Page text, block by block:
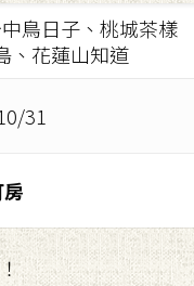
鳥日子、桃城茶樣
、花蓮山知道
31